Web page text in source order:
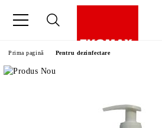
Prima pagină Pentru dezinfectare